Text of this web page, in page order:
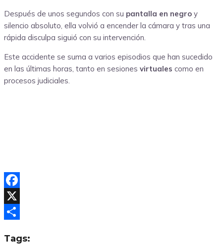
Después de unos segundos con su pantalla en negro y
silencio absoluto, ella volvió a encender la cámara y tras una
rápida disculpa siguió con su intervención.
Este accidente se suma a varios episodios que han sucedido
en las últimas horas, tanto en sesiones virtuales como en
procesos judiciales.
Facebook
X
Tags: